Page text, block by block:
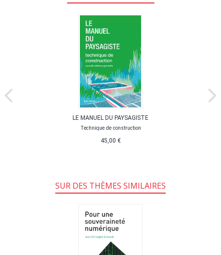
LE MANUEL DU PAYSAGISTE
Technique de construction
45,00 €
SUR DES THÈMES SIMILAIRES